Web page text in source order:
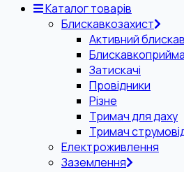
Каталог товарів
Блискавкозахист
Активний
Затискачі
Провідники
Різне
Тримач для даху
Тримач
Електроживлення
Заземлення